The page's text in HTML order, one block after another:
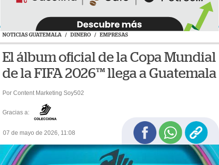
NOTICIAS GUATEMALA / DINERO / EMPRESAS
El álbum oficial de la Copa Mundial
de la FIFA 2026™ llega a Guatemala
Por Content Marketing Soy502
Gracias a:
07 de mayo de 2026, 11:08